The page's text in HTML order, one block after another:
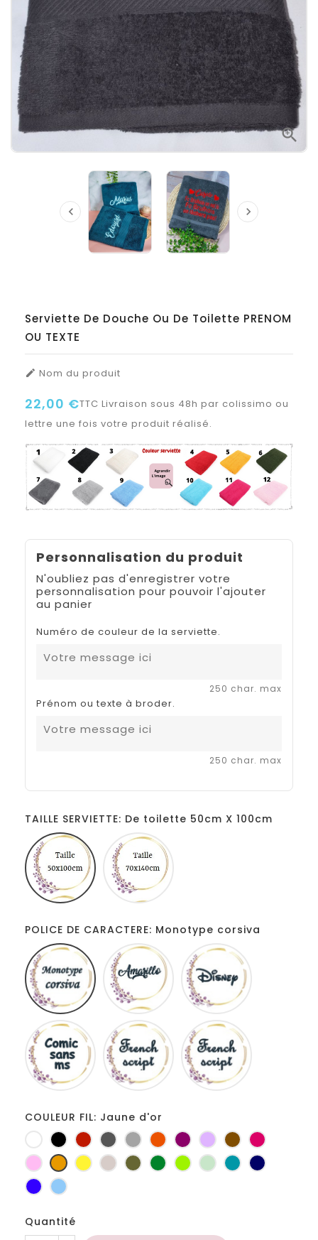

 
Serviette De Douche Ou De Toilette PRENOM
OU TEXTE
 Nom du produit
22,00 €TTC Livraison sous 48h par colissimo ou
lettre une fois votre produit réalisé.
Personnalisation du produit
N'oubliez pas d'enregistrer votre
personnalisation pour pouvoir l'ajouter
au panier
Numéro de couleur de la serviette.
250 char. max
Prénom ou texte à broder.
250 char. max
TAILLE SERVIETTE: De toilette 50cm X 100cm
toilette
50cm
X
100cm
POLICE DE CARACTERE: Monotype corsiva
Monotype
corsiva
Amarillo
Comic
sans
ms
French
script
COULEUR FIL: Jaune d'or
BlancNoir RougeGris
foncé
Gris
clair
OrangePruneLilasMarronFuchsia
RoseJaune
d'or
jauneFicelleKaki Vert
bouteille
Anis
Vert
d'eau
Turquoise
Marine
Bleu
roi
Bleu
Quantité